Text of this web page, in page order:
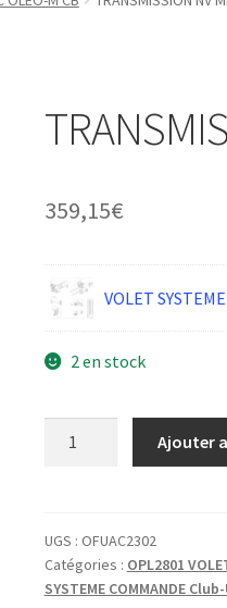
359,15€
VOLET
2 en stock
MDL
CMD
VOLET
Ajouter
UGS : OFUAC2302
Catégories : OPL2801
SYSTEME COMMANDE